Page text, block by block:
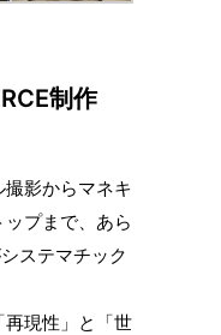
制作
影からマネキ
プまで、あら
ステマチック
現性」と「世